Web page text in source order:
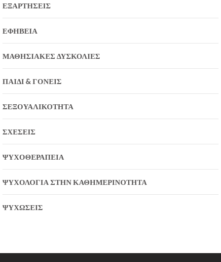
ΕΞΑΡΤΉΣΕΙΣ
ΕΦΗΒΕΊΑ
ΜΑΘΗΣΙΑΚΈΣ ΔΥΣΚΟΛΊΕΣ
ΠΑΙΔΊ & ΓΟΝΕΊΣ
ΣΕΞΟΥΑΛΙΚΌΤΗΤΑ
ΣΧΈΣΕΙΣ
ΨΥΧΟΘΕΡΑΠΕΊΑ
ΨΥΧΟΛΟΓΊΑ ΣΤΗΝ ΚΑΘΗΜΕΡΙΝΌΤΗΤΑ
ΨΥΧΏΣΕΙΣ